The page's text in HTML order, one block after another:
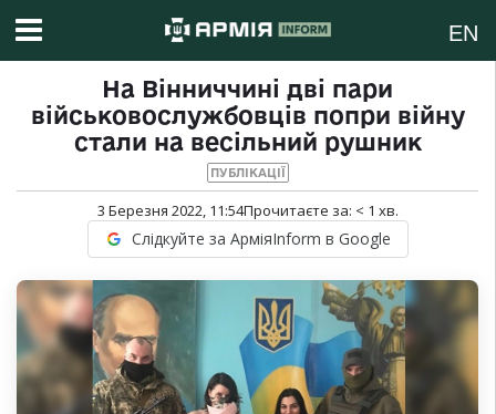
EN
На Вінниччині дві пари
військовослужбовців попри війну
стали на весільний рушник
ПУБЛІКАЦІЇ
3 Березня 2022, 11:54Прочитаєте за: < 1 хв.
Слідкуйте за АрміяInform в Google